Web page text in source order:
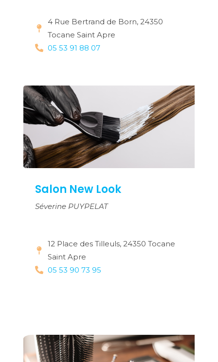
4 Rue Bertrand de Born, 24350
Tocane Saint Apre
05 53 91 88 07
Salon New Look
Séverine PUYPELAT
12 Place des Tilleuls, 24350 Tocane
Saint Apre
05 53 90 73 95